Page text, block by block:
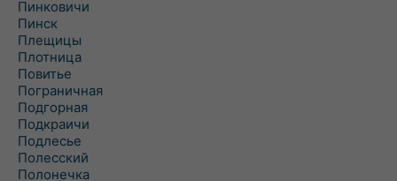
Пинковичи
Пинск
Плещицы
Плотница
Повитье
Пограничная
Подгорная
Подкраичи
Подлесье
Полесский
Полонечка